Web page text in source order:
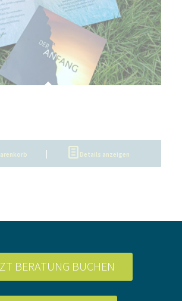
Details anzeigen
BERATUNG BUCHEN